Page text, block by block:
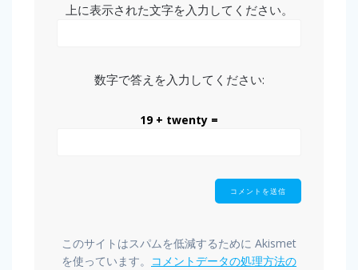
上に表示された文字を入力してください。
数字で答えを入力してください:
19 + twenty =
このサイトはスパムを低減するために Akismet
を使っています。 コメントデータの処理方法の